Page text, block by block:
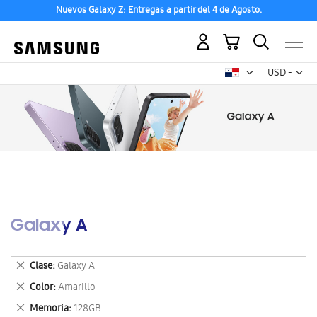
Nuevos Galaxy Z: Entregas a partir del 4 de Agosto.
USD -
dólar
Mi carrito
Galaxy A
Clase Galaxy A
Eliminar
este
artículo
Color Amarillo
Eliminar
este
Memoria 128GB
Eliminar